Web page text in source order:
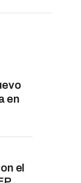
en
el